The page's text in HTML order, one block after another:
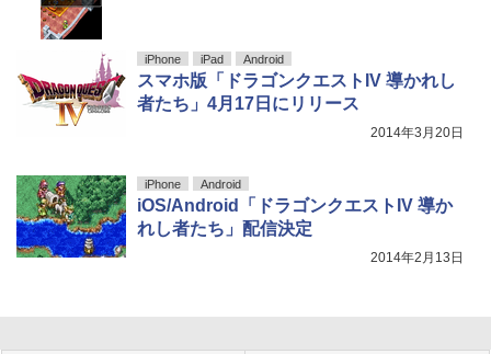
iPhone iPad Android
スマホ版「ドラゴンクエストIV 導かれし
者たち」4月17日にリリース
2014年3月20日
iPhone Android
iOS/Android「ドラゴンクエストIV 導か
れし者たち」配信決定
2014年2月13日